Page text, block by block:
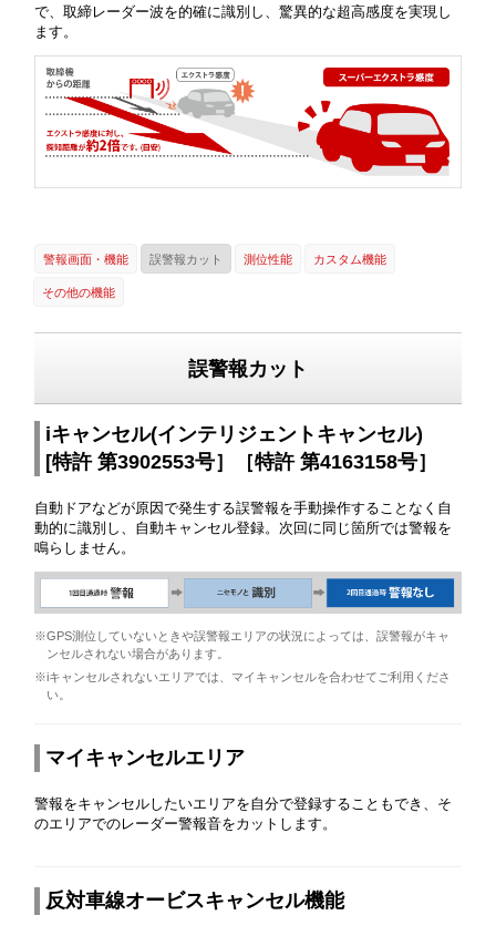
で、取締レーダー波を的確に識別し、驚異的な超高感度を実現し
ます。
警報画面・機能 誤警報カット 測位性能 カスタム機能
その他の機能
誤警報カット
iキャンセル(インテリジェントキャンセル)
[特許 第3902553号］［特許 第4163158号］
自動ドアなどが原因で発生する誤警報を手動操作することなく自
動的に識別し、自動キャンセル登録。次回に同じ箇所では警報を
鳴らしません。
※GPS測位していないときや誤警報エリアの状況によっては、誤警報がキャ
ンセルされない場合があります。
※iキャンセルされないエリアでは、マイキャンセルを合わせてご利用くださ
い。
マイキャンセルエリア
警報をキャンセルしたいエリアを自分で登録することもでき、そ
のエリアでのレーダー警報音をカットします。
反対車線オービスキャンセル機能